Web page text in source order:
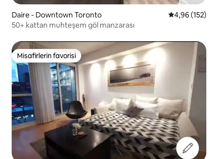
Daire - Downtown Toronto 5 üzerinden
4,96 (152)
50+ kattan muhteşem göl manzarası
Misafirlerin favorisi
Misafirlerin favorisi